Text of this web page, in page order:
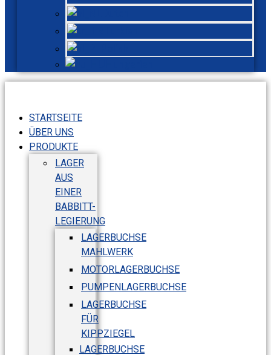
STARTSEITE
ÜBER UNS
PRODUKTE
LAGER
AUS
EINER
BABBITT-
LEGIERUNG
LAGERBUCHSE
MAHLWERK
MOTORLAGERBUCHSE
PUMPENLAGERBUCHSE
LAGERBUCHSE
FÜR
KIPPZIEGEL
LAGERBUCHSE